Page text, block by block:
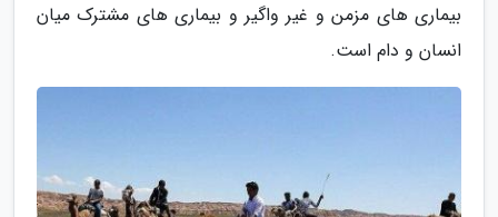
بیماری های مزمن و غیر واگیر و بیماری های مشترک میان
انسان و دام است.